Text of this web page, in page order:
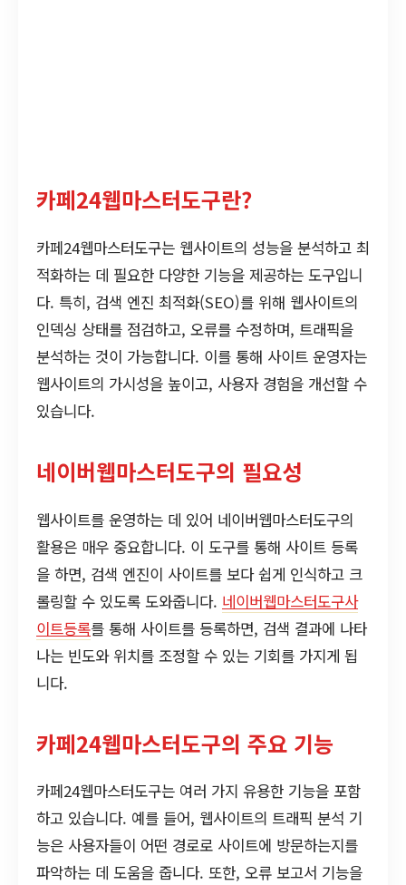
카페24웹마스터도구란?
카페24웹마스터도구는 웹사이트의 성능을 분석하고 최
적화하는 데 필요한 다양한 기능을 제공하는 도구입니
다. 특히, 검색 엔진 최적화(SEO)를 위해 웹사이트의
인덱싱 상태를 점검하고, 오류를 수정하며, 트래픽을
분석하는 것이 가능합니다. 이를 통해 사이트 운영자는
웹사이트의 가시성을 높이고, 사용자 경험을 개선할 수
있습니다.
네이버웹마스터도구의 필요성
웹사이트를 운영하는 데 있어 네이버웹마스터도구의
활용은 매우 중요합니다. 이 도구를 통해 사이트 등록
을 하면, 검색 엔진이 사이트를 보다 쉽게 인식하고 크
롤링할 수 있도록 도와줍니다. 네이버웹마스터도구사
이트등록를 통해 사이트를 등록하면, 검색 결과에 나타
나는 빈도와 위치를 조정할 수 있는 기회를 가지게 됩
니다.
카페24웹마스터도구의 주요 기능
카페24웹마스터도구는 여러 가지 유용한 기능을 포함
하고 있습니다. 예를 들어, 웹사이트의 트래픽 분석 기
능은 사용자들이 어떤 경로로 사이트에 방문하는지를
파악하는 데 도움을 줍니다. 또한, 오류 보고서 기능을